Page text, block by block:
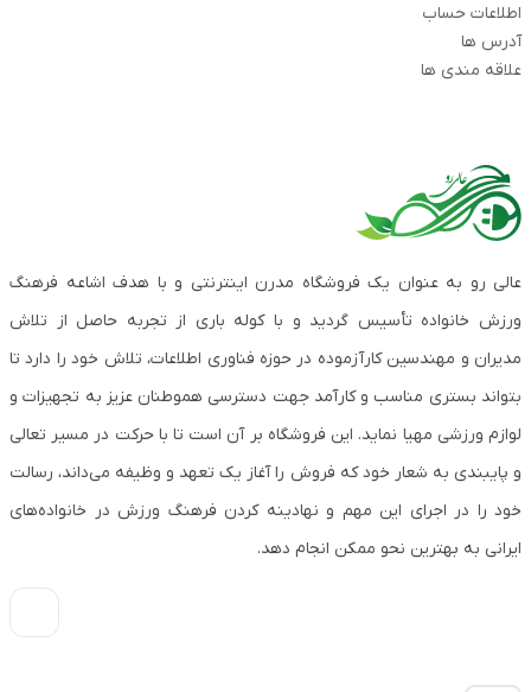
اطلاعات حساب
آدرس ها
علاقه مندی ها
عالی رو به عنوان یک فروشگاه مدرن اینترنتی و با هدف اشاعه فرهنگ
ورزش خانواده تأسیس گردید و با کوله باری از تجربه حاصل از تلاش
مدیران و مهندسین کارآزموده در حوزه فناوری اطلاعات، تلاش خود را دارد تا
بتواند بستری مناسب و کارآمد جهت دسترسی هموطنان عزیز به تجهیزات و
لوازم ورزشی مهیا نماید. این فروشگاه بر آن است تا با حرکت در مسیر تعالی
و پایبندی به شعار خود که فروش را آغاز یک تعهد و وظیفه می‌داند، رسالت
خود را در اجرای این مهم و نهادینه کردن فرهنگ ورزش در خانواده‌های
ایرانی به بهترین نحو ممکن انجام دهد.